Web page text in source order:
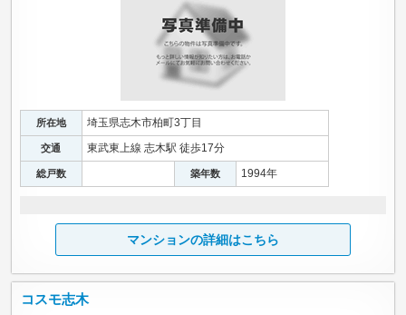
所在地 埼玉県志木市柏町3丁目
交通 東武東上線 志木駅 徒歩17分
総戸数 築年数 1994年
マンションの詳細はこちら
コスモ志木